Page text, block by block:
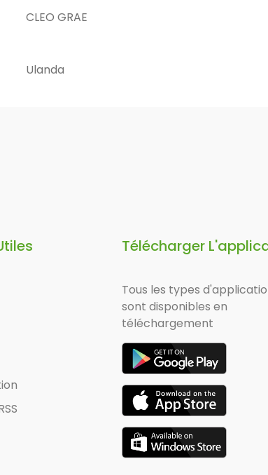
CLEO GRAE
Ulanda
Télécharger
Tous les types
sont disponibles en
téléchargement